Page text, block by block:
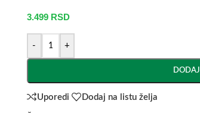
3.499 RSD
- +
Uporedi Dodaj na listu želja